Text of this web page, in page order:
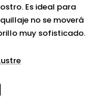
Es ideal para
no se moverá
muy sofisticado.